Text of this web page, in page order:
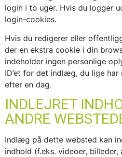
login i to uger. Hvis du logger
login-cookies.
Hvis du redigerer eller
der en ekstra cookie i din
indeholder ingen personlige
ID’et for det indlæg, du lige
efter en dag.
INDLEJRET
ANDRE
Indlæg på dette websted kan
indhold (f.eks. videoer,